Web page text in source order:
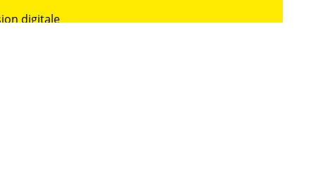
digitale